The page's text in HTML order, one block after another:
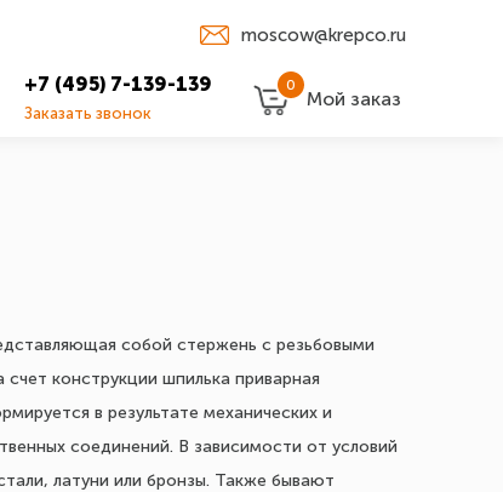
moscow@krepco.ru
+7 (495) 7-139-139
Заказать звонок
0
Мой заказ
собой стержень с резьбовыми
конструкции шпилька приварная
в результате механических и
соединений. В зависимости от условий
латуни или бронзы. Также бывают